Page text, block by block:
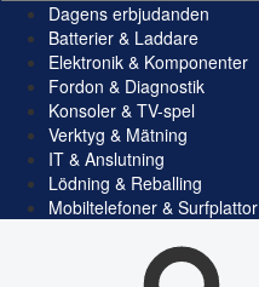
Dagens erbjudanden
Batterier & Laddare
Elektronik & Komponenter
Fordon & Diagnostik
Konsoler & TV-spel
Verktyg & Mätning
IT & Anslutning
Lödning & Reballing
Mobiltelefoner & Surfplattor